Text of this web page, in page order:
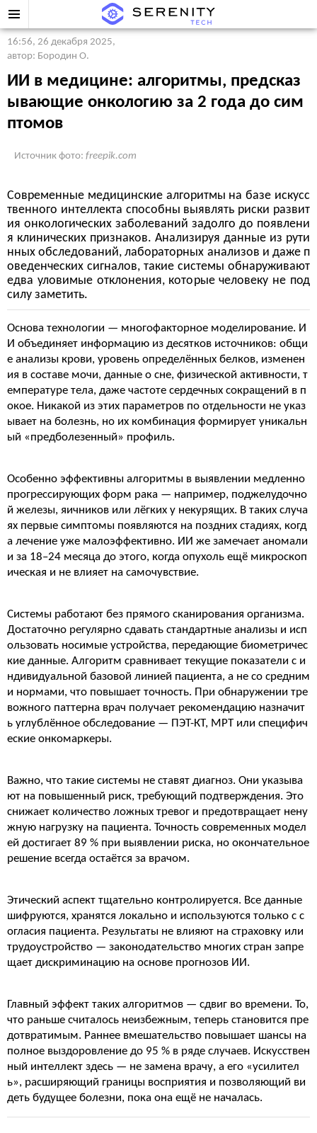
16:56, 26 декабря 2025,
автор: Бородин О.
ИИ в медицине: алгоритмы, предсказ
ывающие онкологию за 2 года до сим
птомов
Источник фото: freepik.com
Современные медицинские алгоритмы на базе искусс
твенного интеллекта способны выявлять риски развит
ия онкологических заболеваний задолго до появлени
я клинических признаков. Анализируя данные из рути
нных обследований, лабораторных анализов и даже п
оведенческих сигналов, такие системы обнаруживают
едва уловимые отклонения, которые человеку не под
силу заметить.
Основа технологии — многофакторное моделирование. И
И объединяет информацию из десятков источников: общи
е анализы крови, уровень определённых белков, изменен
ия в составе мочи, данные о сне, физической активности, т
емпературе тела, даже частоте сердечных сокращений в п
окое. Никакой из этих параметров по отдельности не указ
ывает на болезнь, но их комбинация формирует уникальн
ый «предболезенный» профиль.
Особенно эффективны алгоритмы в выявлении медленно
прогрессирующих форм рака — например, поджелудочно
й железы, яичников или лёгких у некурящих. В таких случа
ях первые симптомы появляются на поздних стадиях, когд
а лечение уже малоэффективно. ИИ же замечает аномали
и за 18–24 месяца до этого, когда опухоль ещё микроскоп
ическая и не влияет на самочувствие.
Системы работают без прямого сканирования организма.
Достаточно регулярно сдавать стандартные анализы и исп
ользовать носимые устройства, передающие биометричес
кие данные. Алгоритм сравнивает текущие показатели с и
ндивидуальной базовой линией пациента, а не со средним
и нормами, что повышает точность. При обнаружении тре
вожного паттерна врач получает рекомендацию назначит
ь углублённое обследование — ПЭТ-КТ, МРТ или специфич
еские онкомаркеры.
Важно, что такие системы не ставят диагноз. Они указыва
ют на повышенный риск, требующий подтверждения. Это
снижает количество ложных тревог и предотвращает нену
жную нагрузку на пациента. Точность современных модел
ей достигает 89 % при выявлении риска, но окончательное
решение всегда остаётся за врачом.
Этический аспект тщательно контролируется. Все данные
шифруются, хранятся локально и используются только с с
огласия пациента. Результаты не влияют на страховку или
трудоустройство — законодательство многих стран запре
щает дискриминацию на основе прогнозов ИИ.
Главный эффект таких алгоритмов — сдвиг во времени. То,
что раньше считалось неизбежным, теперь становится пре
дотвратимым. Раннее вмешательство повышает шансы на
полное выздоровление до 95 % в ряде случаев. Искусствен
ный интеллект здесь — не замена врачу, а его «усилител
ь», расширяющий границы восприятия и позволяющий ви
деть будущее болезни, пока она ещё не началась.